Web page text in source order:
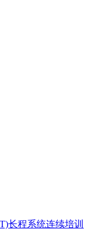
长程系统连续培训